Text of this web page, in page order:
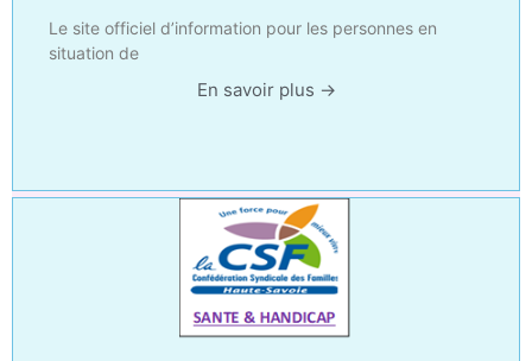
Le site officiel d’information pour les personnes en
situation de
En savoir plus →